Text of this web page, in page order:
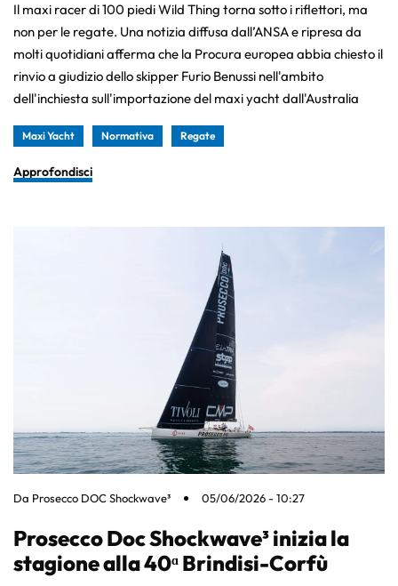
Il maxi racer di 100 piedi Wild Thing torna sotto i riflettori, ma
non per le regate. Una notizia diffusa dall’ANSA e ripresa da
molti quotidiani afferma che la Procura europea abbia chiesto il
rinvio a giudizio dello skipper Furio Benussi nell'ambito
dell'inchiesta sull'importazione del maxi yacht dall'Australia
Maxi Yacht Normativa Regate
Approfondisci
Da Prosecco DOC Shockwave³ 05/06/2026 - 10:27
Prosecco Doc Shockwave³ inizia la
stagione alla 40ᵅ Brindisi-Corfù